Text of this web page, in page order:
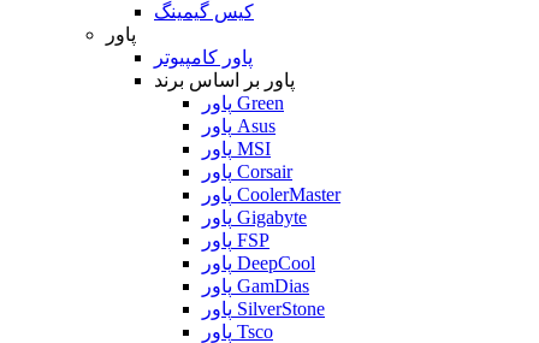
کیس گیمینگ
پاور
پاور کامپیوتر
پاور بر اساس برند
پاور Green
پاور Asus
پاور MSI
پاور Corsair
پاور CoolerMaster
پاور Gigabyte
پاور FSP
پاور DeepCool
پاور GamDias
پاور SilverStone
پاور Tsco